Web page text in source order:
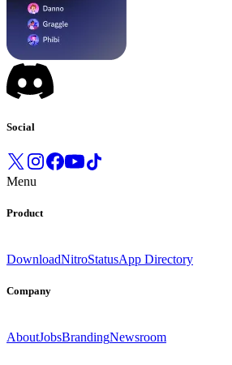
Social
Menu
Product
DownloadNitroStatusApp Directory
Company
AboutJobsBrandingNewsroom